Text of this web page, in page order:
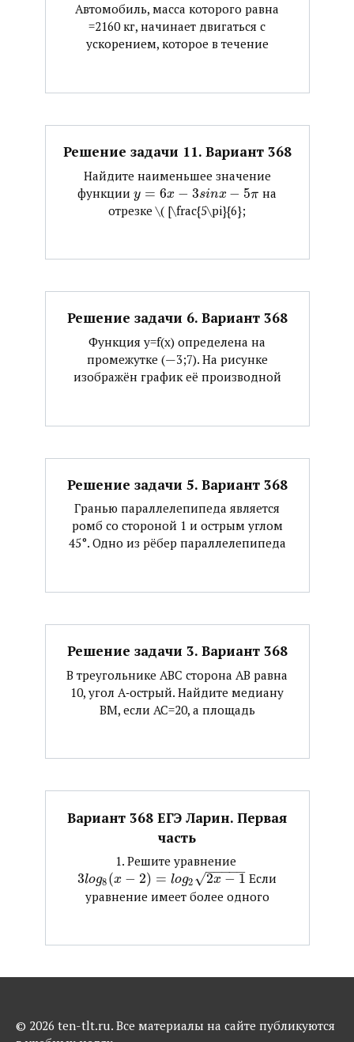
Автомобиль, масса которого равна
=2160 кг, начинает двигаться с
ускорением, которое в течение
Решение задачи 11. Вариант 368
Найдите наименьшее значение
функции ​ y = 6x − 3sinx − 5π ​ на
отрезке ​\( [\frac{5\pi}{6};
Решение задачи 6. Вариант 368
Функция y=f(x) определена на
промежутке (—3;7). На рисунке
изображён график её производной
Решение задачи 5. Вариант 368
Гранью параллелепипеда является
ромб со стороной 1 и острым углом
45°. Одно из рёбер параллелепипеда
Решение задачи 3. Вариант 368
В треугольнике АВС сторона АВ равна
10, угол А‐острый. Найдите медиану
ВМ, если АС=20, а площадь
Вариант 368 ЕГЭ Ларин. Первая
часть
1. Решите уравнение ​
3log8 (x − 2) = log2 2x − 1
− −
−−−
√
​ Если
уравнение имеет более одного
© 2026 ten-tlt.ru. Все материалы на сайте публикуются